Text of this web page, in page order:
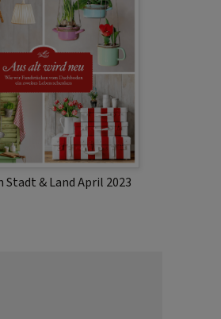
Stadt & Land April 2023